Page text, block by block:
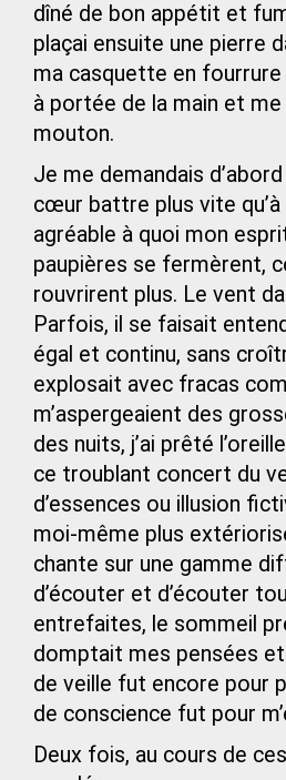
dîné de bon appétit et
plaçai ensuite une pierre
ma casquette en
à portée de la main et
mouton.
Je me demandais
cœur battre plus vite qu’à
agréable à quoi mon
paupières se fermèrent,
rouvrirent plus. Le vent
Parfois, il se faisait
égal et continu, sans
explosait avec fracas
m’aspergeaient des
des nuits, j’ai prêté
ce troublant concert du
d’essences ou illusion
moi-même plus
chante sur une gamme
d’écouter et d’écouter
entrefaites, le sommeil
domptait mes pensées
de veille fut encore pour
de conscience fut pour
Deux fois, au cours de